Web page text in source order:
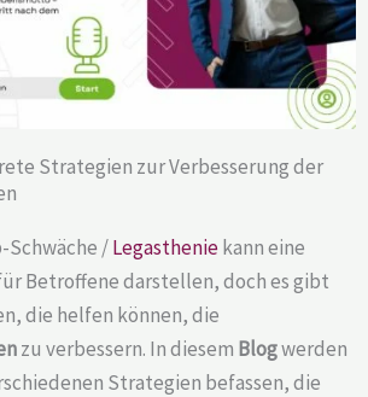
Strategien zur Verbesserung der
Schwäche /Legastheniekann eine
Betroffene darstellen, doch es gibt
die helfen können, die
zu verbessern. In diesem Blogwerden
Strategien befassen, die